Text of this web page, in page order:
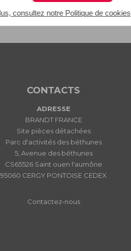
consultez notre Politique de cookies
CONTACTS
ADRESSE
BRANDT FRANCE
Site pièces détachées
Parc d'activités des béthunes
5, Avenue des béthunes
CS65526 Saint ouen l'aumône
95060 CERGY PONTOISE CEDEX
Contactez-nous